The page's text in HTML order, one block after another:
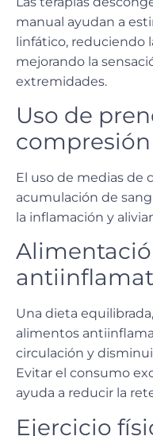
manual ayudan a
linfático, reduciendo
mejorando la
extremidades.
Uso de
compresión
El uso de medias de
acumulación de
la inflamación y
Una dieta equilibrada
alimentos
circulación y
Evitar el consumo
ayuda a reducir la
Ejercicio